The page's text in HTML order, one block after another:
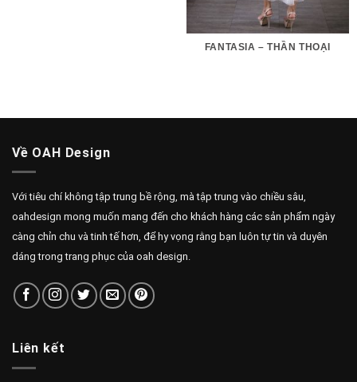
FANTASIA – THẦN THOẠI
Về OAH Design
Với tiêu chí không tập trung bề rộng, mà tập trung vào chiều sâu,
oahdesign mong muốn mang đến cho khách hàng các sản phẩm ngày
càng chỉn chu và tinh tế hơn, để hy vọng rằng bạn luôn tự tin và duyên
dáng trong trang phục của oah design.
Liên kết